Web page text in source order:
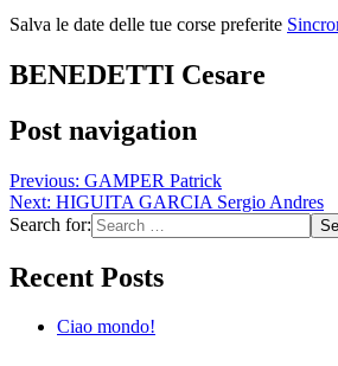
Salva le date delle tue corse preferite
BENEDETTI Cesare
Post navigation
Previous: GAMPER Patrick
Next: HIGUITA GARCIA Sergio Andres
Search for:
Recent Posts
Ciao mondo!